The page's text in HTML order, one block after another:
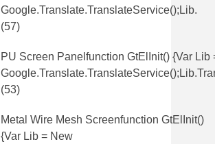
Google.translate.TranslateService();lib.
(57)
PU Screen Panelfunction GtElInit() {var Lib
(53)
Metal Wire Mesh Screenfunction GtElInit()
{var Lib = New